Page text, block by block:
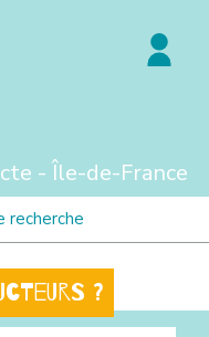
- Île-de-France
recherche
?